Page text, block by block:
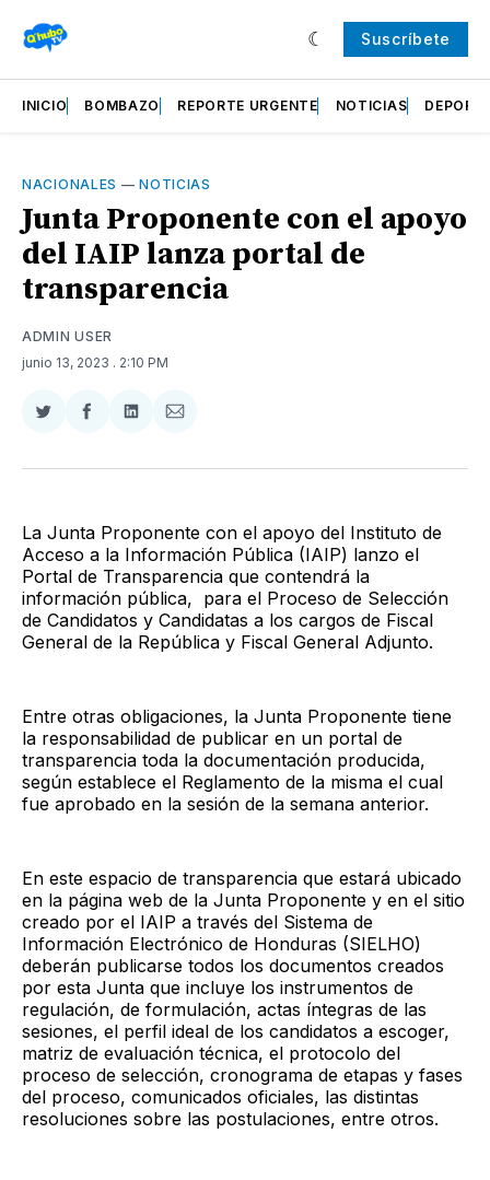
Suscríbete
INICIO BOMBAZO REPORTE URGENTE NOTICIAS
NACIONALES —NOTICIAS
Junta Proponente con el apoyo
del IAIP lanza portal de
transparencia
ADMIN USER
junio 13, 2023 . 2:10 PM
Compartir
Twitter
Compartir
Facebook
Compartir
LinkedIn
Compartir
Email
La Junta Proponente con el apoyo del Instituto de
Acceso a la Información Pública (IAIP) lanzo el
Portal de Transparencia que contendrá la
información pública, para el Proceso de Selección
de Candidatos y Candidatas a los cargos de Fiscal
General de la República y Fiscal General Adjunto.
Entre otras obligaciones, la Junta Proponente tiene
la responsabilidad de publicar en un portal de
transparencia toda la documentación producida,
según establece el Reglamento de la misma el cual
fue aprobado en la sesión de la semana anterior.
En este espacio de transparencia que estará ubicado
en la página web de la Junta Proponente y en el sitio
creado por el IAIP a través del Sistema de
Información Electrónico de Honduras (SIELHO)
deberán publicarse todos los documentos creados
por esta Junta que incluye los instrumentos de
regulación, de formulación, actas íntegras de las
sesiones, el perfil ideal de los candidatos a escoger,
matriz de evaluación técnica, el protocolo del
proceso de selección, cronograma de etapas y fases
del proceso, comunicados oficiales, las distintas
resoluciones sobre las postulaciones, entre otros.